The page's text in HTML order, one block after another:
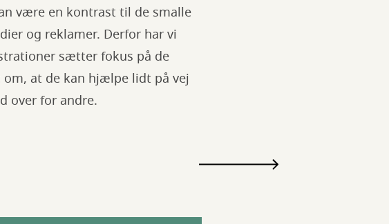
være en kontrast til de smalle
og reklamer. Derfor har vi
sætter fokus på de
at de kan hjælpe lidt på vej
over for andre.